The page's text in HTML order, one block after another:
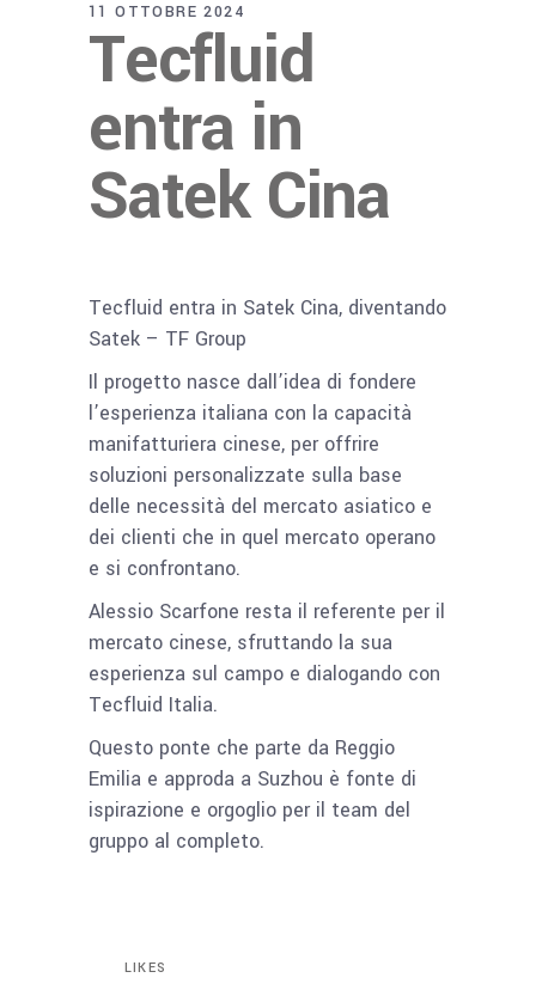
11 OTTOBRE 2024
Tecfluid
entra in
Satek Cina
Tecfluid entra in Satek Cina, diventando
Satek – TF Group
Il progetto nasce dall’idea di fondere
l’esperienza italiana con la capacità
manifatturiera cinese, per offrire
soluzioni personalizzate sulla base
delle necessità del mercato asiatico e
dei clienti che in quel mercato operano
e si confrontano.
Alessio Scarfone resta il referente per il
mercato cinese, sfruttando la sua
esperienza sul campo e dialogando con
Tecfluid Italia.
Questo ponte che parte da Reggio
Emilia e approda a Suzhou è fonte di
ispirazione e orgoglio per il team del
gruppo al completo.
LIKES